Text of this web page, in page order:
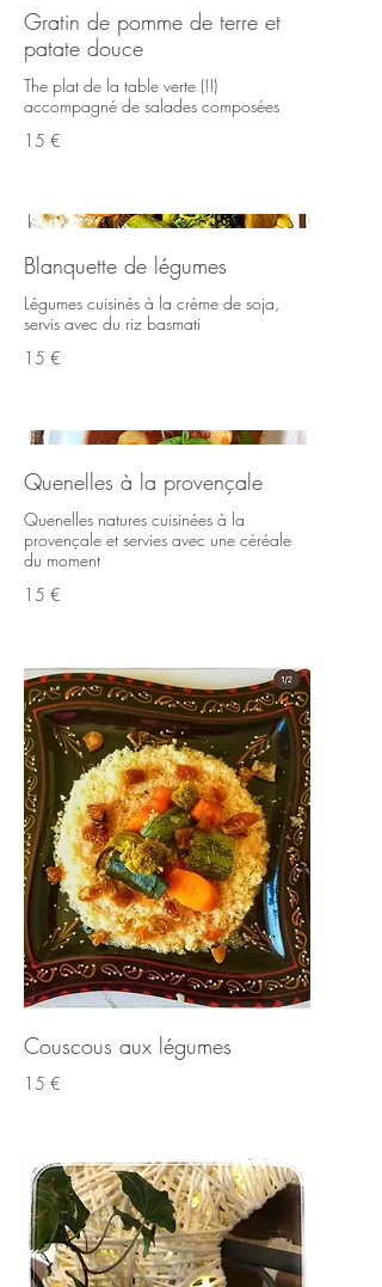
Gratin de pomme de terre et
patate douce
The plat de la table verte (!!)
accompagné de salades composées
15 €
Blanquette de légumes
Légumes cuisinés à la crème de soja,
servis avec du riz basmati
15 €
Quenelles à la provençale
Quenelles natures cuisinées à la
provençale et servies avec une céréale
du moment
15 €
Couscous aux légumes
15 €